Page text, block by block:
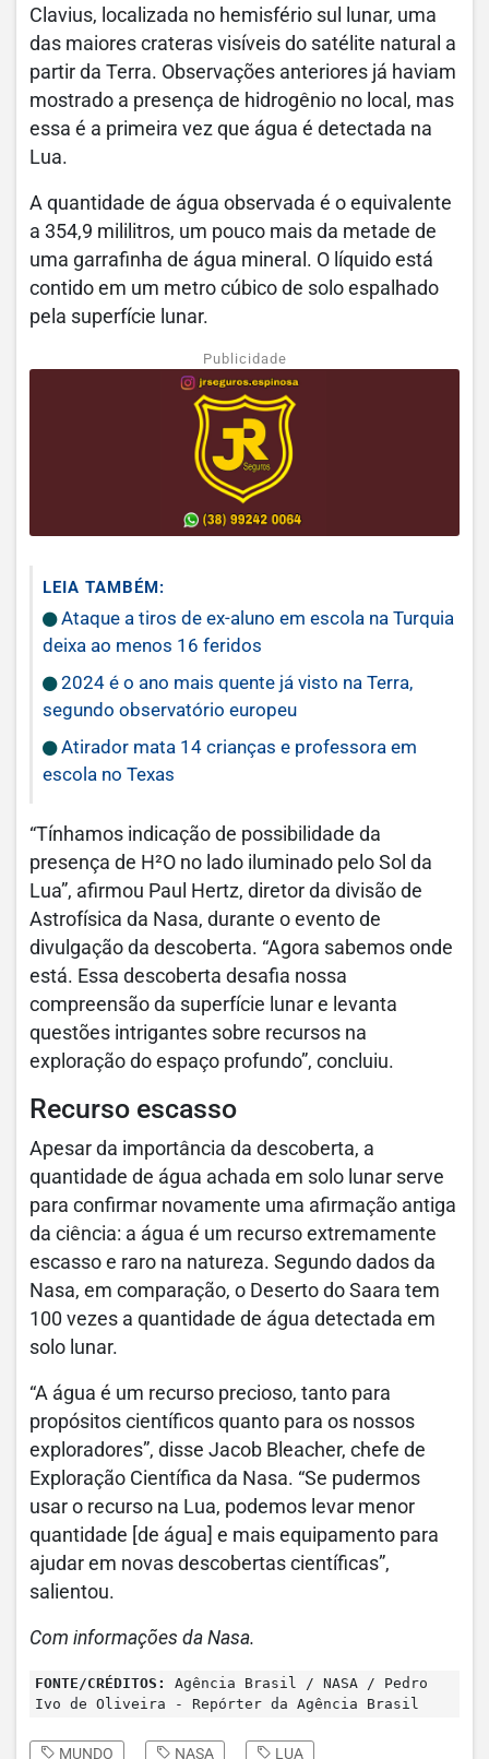
Clavius, localizada no hemisfério sul lunar, uma
das maiores crateras visíveis do satélite natural a
partir da Terra. Observações anteriores já haviam
mostrado a presença de hidrogênio no local, mas
essa é a primeira vez que água é detectada na
Lua.
A quantidade de água observada é o equivalente
a 354,9 mililitros, um pouco mais da metade de
uma garrafinha de água mineral. O líquido está
contido em um metro cúbico de solo espalhado
pela superfície lunar.
Publicidade
LEIA TAMBÉM:
Ataque a tiros de ex-aluno em escola na Turquia
deixa ao menos 16 feridos
2024 é o ano mais quente já visto na Terra,
segundo observatório europeu
Atirador mata 14 crianças e professora em
escola no Texas
“Tínhamos indicação de possibilidade da
presença de H²O no lado iluminado pelo Sol da
Lua”, afirmou Paul Hertz, diretor da divisão de
Astrofísica da Nasa, durante o evento de
divulgação da descoberta. “Agora sabemos onde
está. Essa descoberta desafia nossa
compreensão da superfície lunar e levanta
questões intrigantes sobre recursos na
exploração do espaço profundo”, concluiu.
Recurso escasso
Apesar da importância da descoberta, a
quantidade de água achada em solo lunar serve
para confirmar novamente uma afirmação antiga
da ciência: a água é um recurso extremamente
escasso e raro na natureza. Segundo dados da
Nasa, em comparação, o Deserto do Saara tem
100 vezes a quantidade de água detectada em
solo lunar.
“A água é um recurso precioso, tanto para
propósitos científicos quanto para os nossos
exploradores”, disse Jacob Bleacher, chefe de
Exploração Científica da Nasa. “Se pudermos
usar o recurso na Lua, podemos levar menor
quantidade [de água] e mais equipamento para
ajudar em novas descobertas científicas”,
salientou.
Com informações da Nasa.
FONTE/CRÉDITOS:
Agência Brasil / NASA / Pedro
Ivo de Oliveira - Repórter da Agência Brasil
MUNDO NASA LUA